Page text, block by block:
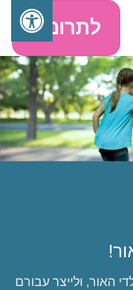
לתרומה
האור, ולייצר עבורם